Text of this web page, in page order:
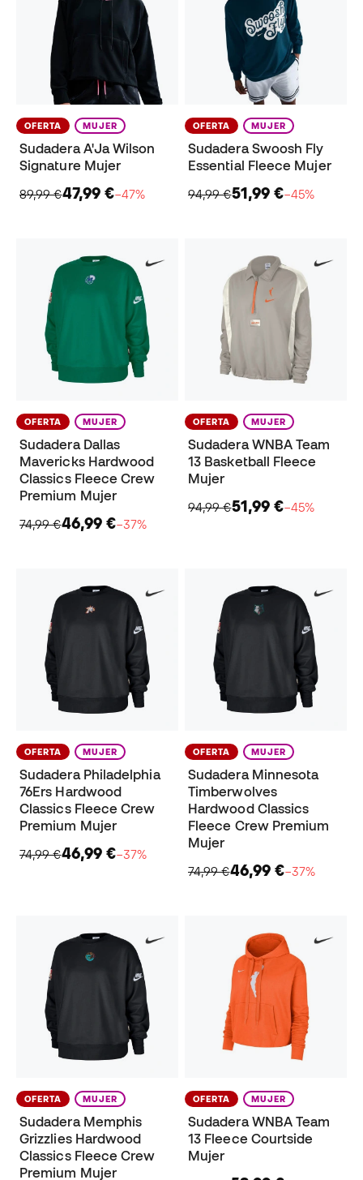
OFERTA MUJER
Sudadera A'Ja Wilson
Signature Mujer
89,99 €47,99 €−47%
OFERTA MUJER
Sudadera Swoosh Fly
Essential Fleece Mujer
94,99 €51,99 €−45%
OFERTA MUJER
Sudadera Dallas
Mavericks Hardwood
Classics Fleece Crew
Premium Mujer
74,99 €46,99 €−37%
OFERTA MUJER
Sudadera WNBA Team
13 Basketball Fleece
Mujer
94,99 €51,99 €−45%
OFERTA MUJER
Sudadera Philadelphia
76Ers Hardwood
Classics Fleece Crew
Premium Mujer
74,99 €46,99 €−37%
OFERTA MUJER
Sudadera Minnesota
Timberwolves
Hardwood Classics
Fleece Crew Premium
Mujer
74,99 €46,99 €−37%
OFERTA MUJER
Sudadera Memphis
Grizzlies Hardwood
Classics Fleece Crew
Premium Mujer
OFERTA MUJER
Sudadera WNBA Team
13 Fleece Courtside
Mujer